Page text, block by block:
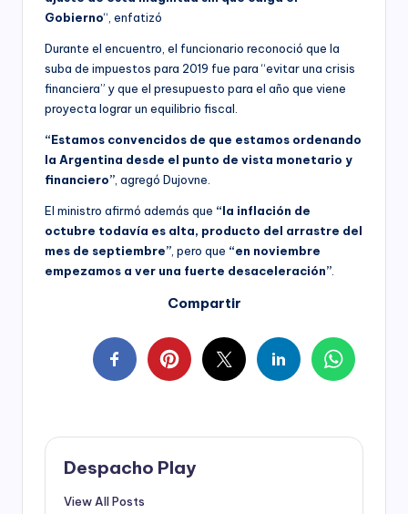
Gobierno“, enfatizó
Durante el encuentro, el funcionario reconoció que la
suba de impuestos para 2019 fue para “evitar una crisis
financiera” y que el presupuesto para el año que viene
proyecta lograr un equilibrio fiscal.
“Estamos convencidos de que estamos ordenando
la Argentina desde el punto de vista monetario y
financiero” , agregó Dujovne.
El ministro afirmó además que “la inflación de
octubre todavía es alta, producto del arrastre del
mes de septiembre” , pero que “en noviembre
empezamos a ver una fuerte desaceleración”
Compartir
Despacho Play
View All Posts